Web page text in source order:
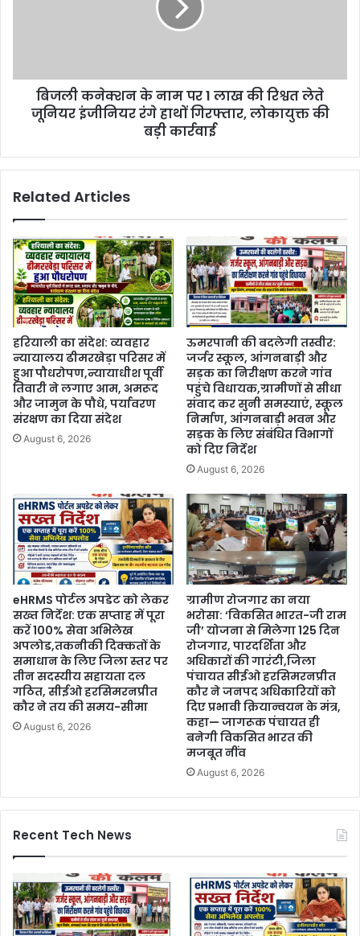
बिजली कनेक्शन के नाम पर 1 लाख की रिश्वत लेते
जूनियर इंजीनियर रंगे हाथों गिरफ्तार, लोकायुक्त की
बड़ी कार्रवाई
Related Articles
हरियाली का संदेश: व्यवहार
न्यायालय ढीमरखेड़ा परिसर में
हुआ पौधरोपण,न्यायाधीश पूर्वी
तिवारी ने लगाए आम, अमरूद
और जामुन के पौधे, पर्यावरण
संरक्षण का दिया संदेश
August 6, 2026
ऊमरपानी की बदलेगी तस्वीर:
जर्जर स्कूल, आंगनबाड़ी और
सड़क का निरीक्षण करने गांव
पहुंचे विधायक,ग्रामीणों से सीधा
संवाद कर सुनी समस्याएं, स्कूल
निर्माण, आंगनबाड़ी भवन और
सड़क के लिए संबंधित विभागों
को दिए निर्देश
August 6, 2026
eHRMS पोर्टल अपडेट को लेकर
सख्त निर्देश: एक सप्ताह में पूरा
करें 100% सेवा अभिलेख
अपलोड,तकनीकी दिक्कतों के
समाधान के लिए जिला स्तर पर
तीन सदस्यीय सहायता दल
गठित, सीईओ हरसिमरनप्रीत
कौर ने तय की समय-सीमा
August 6, 2026
ग्रामीण रोजगार का नया
भरोसा: ‘विकसित भारत-जी राम
जी’ योजना से मिलेगा 125 दिन
रोजगार, पारदर्शिता और
अधिकारों की गारंटी,जिला
पंचायत सीईओ हरसिमरनप्रीत
कौर ने जनपद अधिकारियों को
दिए प्रभावी क्रियान्वयन के मंत्र,
कहा— जागरूक पंचायत ही
बनेगी विकसित भारत की
मजबूत नींव
August 6, 2026
Recent Tech News